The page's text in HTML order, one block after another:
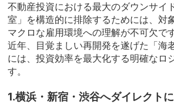
不動産投資における最大のダウンサイ
室」を構造的に排除するためには、対
マクロな雇用環境への理解が不可欠です
近年、目覚ましい再開発を遂げた「海
には、投資効率を最大化する明確なロ
す。
1.横浜・新宿・渋谷へダイレクト